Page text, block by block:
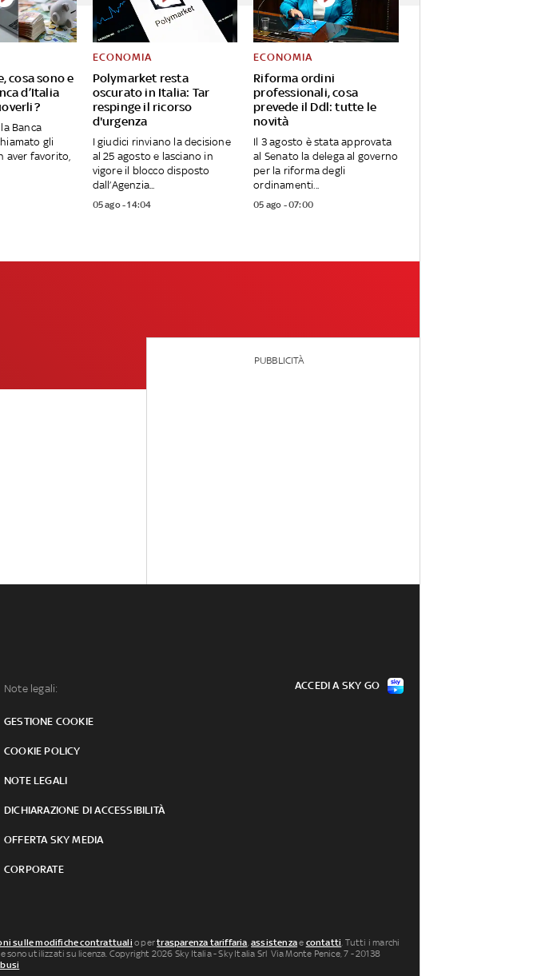
cosa sono e
d’Italia
Banca
gli
aver favorito,
Polymarket resta
oscurato in Italia: Tar
respinge il ricorso
d'urgenza
ECONOMIA
I giudici rinviano la decisione
al 25 agosto e lasciano in
vigore il blocco disposto
dall’Agenzia...
05 ago - 14:04
Riforma ordini
professionali, cosa
prevede il Ddl: tutte le
novità
ECONOMIA
Il 3 agosto è stata approvata
al Senato la delega al governo
per la riforma degli
ordinamenti...
05 ago - 07:00
PUBBLICITÀ
Note legali:
GESTIONE COOKIE
COOKIE POLICY
NOTE LEGALI
DICHIARAZIONE DI ACCESSIBILITÀ
OFFERTA SKY MEDIA
CORPORATE
ACCEDI A SKY GO
sulle modifiche contrattuali o pertrasparenza tariffaria,assistenzae contatti. Tutti i marchi
utilizzati su licenza. Copyright 2026 Sky Italia - Sky Italia Srl Via Monte Penice, 7 - 20138